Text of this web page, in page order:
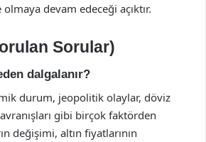
devam edeceği açıktır.
Sorular)
dalgalanır?
durum, jeopolitik olaylar, döviz
gibi birçok faktörden
değişimi, altın fiyatlarının